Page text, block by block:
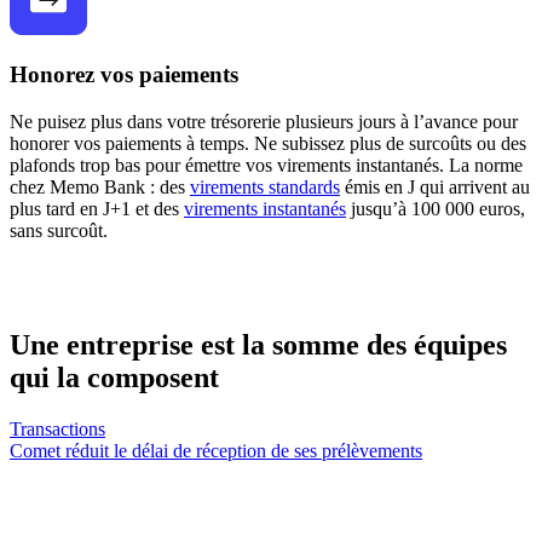
Honorez vos paiements
Ne puisez plus dans votre trésorerie plusieurs jours à l’avance pour
honorer vos paiements à temps. Ne subissez plus de surcoûts ou des
plafonds trop bas pour émettre vos virements instantanés. La norme
chez Memo Bank : des virements standards émis en J qui arrivent au
plus tard en J+1 et des virements instantanés jusqu’à 100 000 euros,
sans surcoût.
Une entreprise est la somme des équipes
qui la composent
Transactions
Comet réduit le délai de réception de ses prélèvements